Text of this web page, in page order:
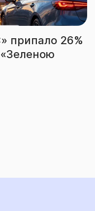
За підсумками І
вчергове